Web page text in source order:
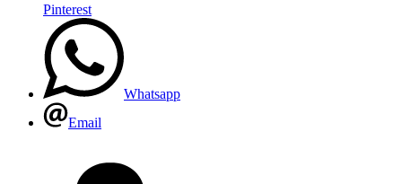
Pinterest
Whatsapp
Email